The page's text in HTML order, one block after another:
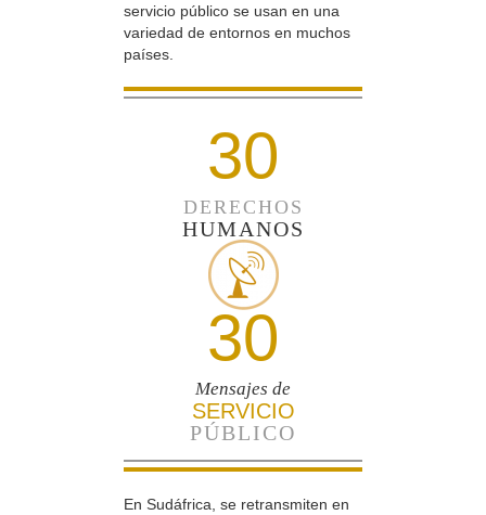
servicio público se usan en una
variedad de entornos en muchos
países.
30
DERECHOS
HUMANOS
30
Mensajes de
SERVICIO
PÚBLICO
En Sudáfrica, se retransmiten en